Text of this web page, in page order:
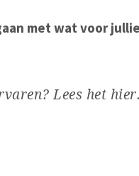
met wat voor
Lees het hier.